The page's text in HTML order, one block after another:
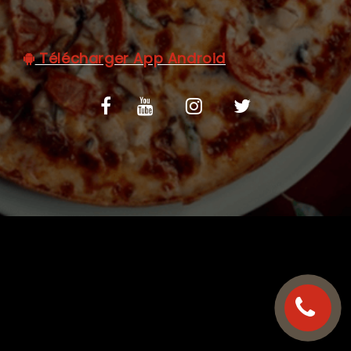
C.G.V
Télécharger App Android